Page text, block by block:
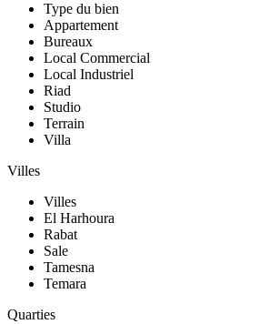
Type du bien
Appartement
Bureaux
Local Commercial
Local Industriel
Riad
Studio
Terrain
Villa
Villes
Villes
El Harhoura
Rabat
Sale
Tamesna
Temara
Quarties